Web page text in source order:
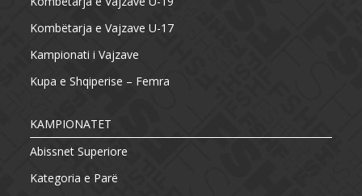
Kombëtarja e Vajzave U-17
Kampionati i Vajzave
Kupa e Shqiperise – Femra
KAMPIONATET
Abissnet Superiore
Kategoria e Parë